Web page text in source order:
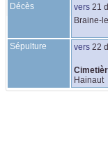
Décès vers 21
Braine-
Sépulture vers 22
Hainaut